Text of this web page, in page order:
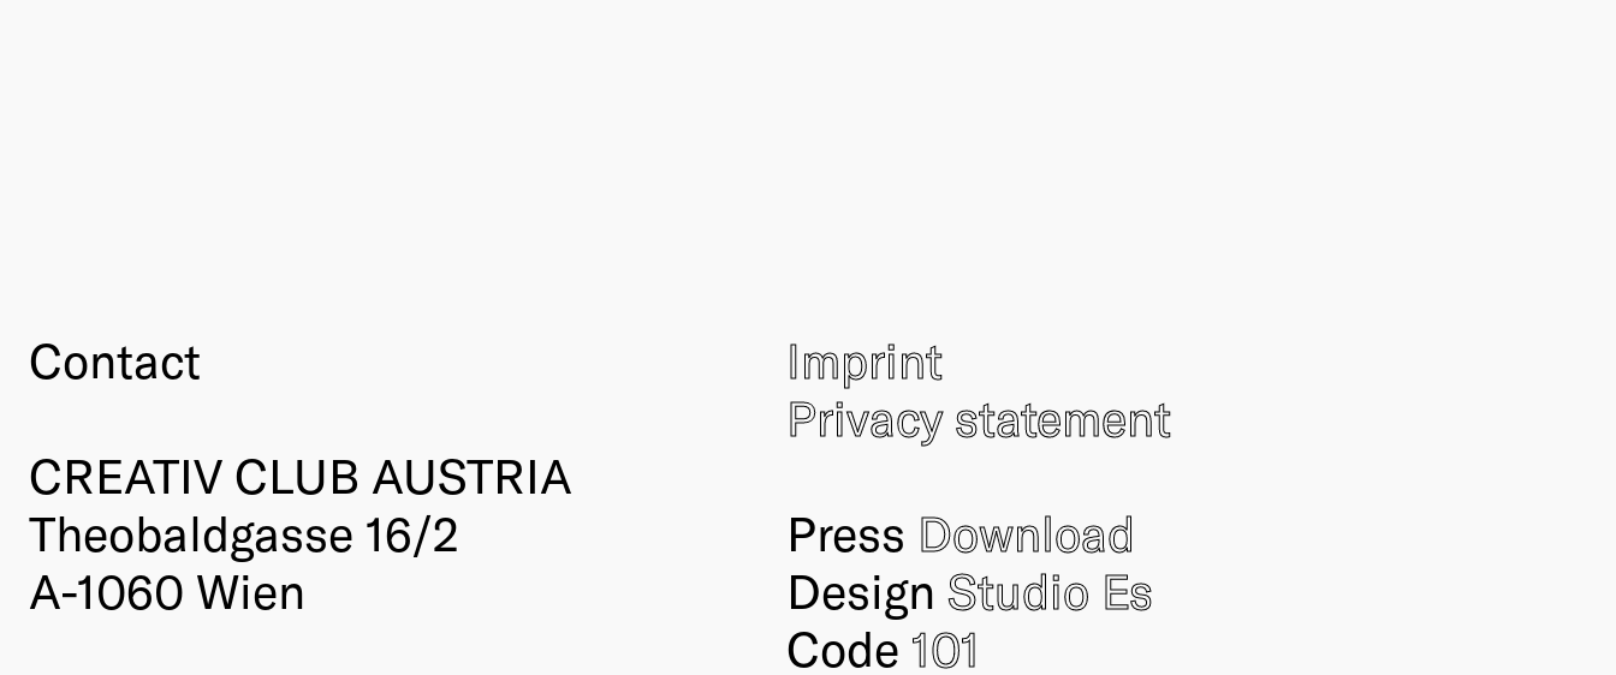
Contact
CREATIV CLUB AUSTRIA
Theobaldgasse 16/2
A-1060 Wien
Imprint
Privacy statement
Press Download
Design Studio Es
Code 101